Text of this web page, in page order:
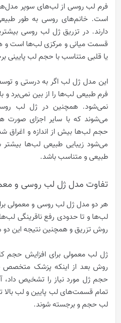
فرم لب روسی از لب‌های سوپر
است. خانم‌های روسی به طور
دارند. در تزریق ژل لب روسی
قسمت میانی و مرکزی لب‌ها است و
یا قلبی متناسب با حجم لب پایینی
این مدل ژل لب اگر به درستی و
فرم طبیعی لب‌ها را از بین
نمی‌شود.همچنین در ژل لب
می‌شوند که با سایر اجزای صورت
حجم لب‌ها بیش از اندازه و اغراق
می‌شود زیبایی طبیعی لب‌ها
طبیعی و متناسب باشد.
تفاوت مدل ژل لب روسی و
هر دو مدل ژل لب روسی و معمولی
لب‌ها و تا حدودی رفع ناقرینگی
روش تزریق و همچنین نتیجه این
ژل لب معمولی برای افزایش حجم
روش بعد از اینکه پزشک متخصص
حجم ژل مورد نیاز را تشخیص
تمام قسمت‌های لب پایین و لب
لب حجم و برجسته شوند.